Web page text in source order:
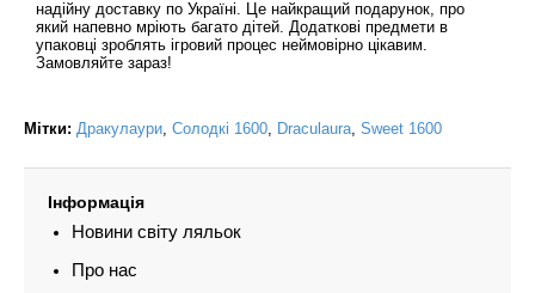
надійну доставку по Україні. Це найкращий подарунок, про
який напевно мріють багато дітей. Додаткові предмети в
упаковці зроблять ігровий процес неймовірно цікавим.
Замовляйте зараз!
Мітки: Дракулаури Солодкі 1600 Draculaura Sweet 1600
Інформація
Новини світу ляльок
Про нас